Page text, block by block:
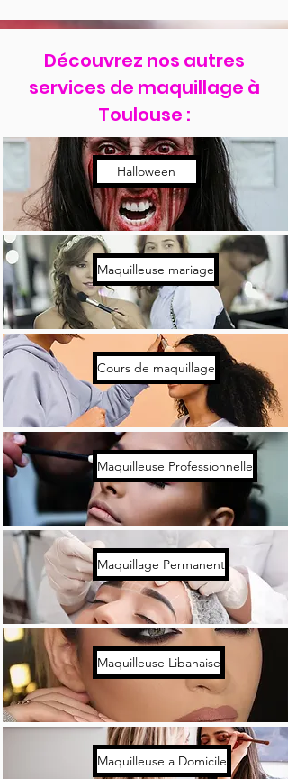
Découvrez nos autres
services de maquillage à
Toulouse :
Halloween
Maquilleuse mariage
Cours de maquillage
Maquilleuse Professionnelle
Maquillage Permanent
Maquilleuse Libanaise
Maquilleuse a Domicile